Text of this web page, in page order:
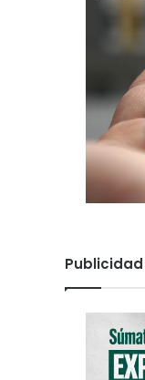
Publicidad